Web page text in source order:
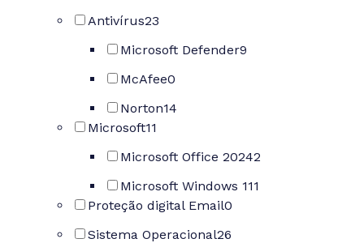
Antivírus23
Microsoft Defender9
McAfee0
Norton14
Microsoft11
Microsoft Office 20242
Microsoft Windows 111
Proteção digital Email0
Sistema Operacional26